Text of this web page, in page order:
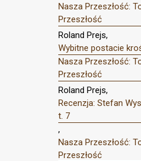
Nasza Przeszłość:
Przeszłość
Roland Prejs,
Wybitne postacie
Nasza Przeszłość:
Przeszłość
Roland Prejs,
Recenzja: Stefan
t. 7
,
Nasza Przeszłość:
Przeszłość